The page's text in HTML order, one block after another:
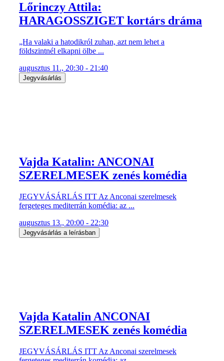
Lőrinczy Attila:
HARAGOSSZIGET kortárs dráma
„Ha valaki a hatodikról zuhan, azt nem lehet a
földszintnél elkapni ölbe ...
augusztus 11., 20:30 - 21:40
Jegyvásárlás
Vajda Katalin: ANCONAI
SZERELMESEK zenés komédia
JEGYVÁSÁRLÁS ITT Az Anconai szerelmesek
fergeteges mediterrán komédia: az ...
augusztus 13., 20:00 - 22:30
Jegyvásárlás a leírásban
Vajda Katalin ANCONAI
SZERELMESEK zenés komédia
JEGYVÁSÁRLÁS ITT Az Anconai szerelmesek